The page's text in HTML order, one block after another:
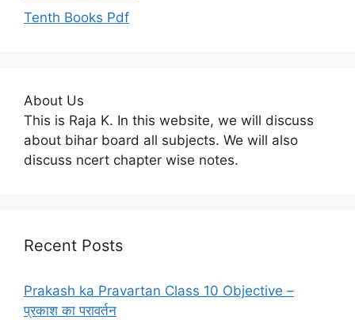
Tenth Books Pdf
About Us
This is Raja K. In this website, we will discuss
about bihar board all subjects. We will also
discuss ncert chapter wise notes.
Recent Posts
Prakash ka Pravartan Class 10 Objective –
प्रकाश का परावर्तन